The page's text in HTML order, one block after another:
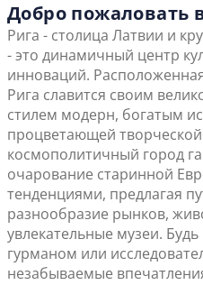
Добро пожаловать
Рига - столица Латвии и
- это динамичный центр
инноваций.
Рига славится своим
стилем модерн, богатым
процветающей
космополитичный город
очарование старинной
тенденциями, предлагая
разнообразие рынков,
увлекательные музеи.
гурманом или
незабываемые